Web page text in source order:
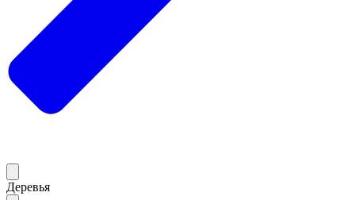
Деревья